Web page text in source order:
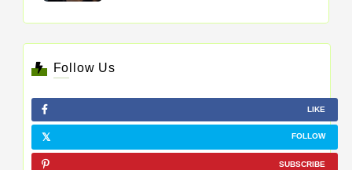
Follow Us
LIKE
FOLLOW
SUBSCRIBE